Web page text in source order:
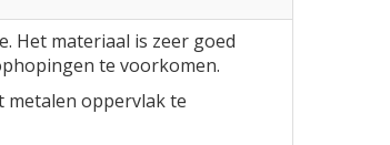
Het materiaal is zeer goed
te voorkomen.
metalen oppervlak te